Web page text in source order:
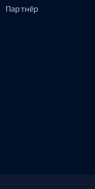
Партнёр